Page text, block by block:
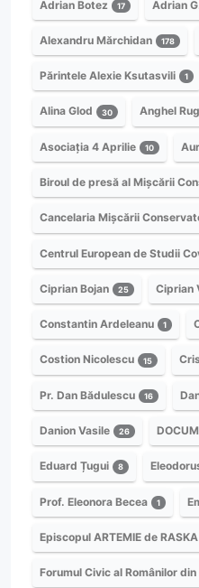
Adrian Botez 17 Adrian
Alexandru Mărchidan 178
Părintele Alexie Ksutasvili 1
Alina Glod 30 Anghel
Asociația 4 Aprilie 10
Biroul de presă al Mișcării
Cancelaria Mișcării
Centrul European de Studii
Ciprian Bojan 25 Ciprian
Constantin Ardeleanu 1
Costion Nicolescu 15
Pr. Dan Bădulescu 16
Danion Vasile 26
Eduard Țugui 8
Prof. Eleonora Becea 1
Episcopul ARTEMIE de RASKA
Forumul Civic al Românilor